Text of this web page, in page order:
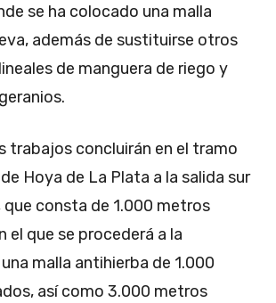
se ha colocado una malla
además de sustituirse otros
de manguera de riego y
trabajos concluirán en el tramo
Hoya de La Plata a la salida sur
que consta de 1.000 metros
el que se procederá a la
malla antihierba de 1.000
así como 3.000 metros